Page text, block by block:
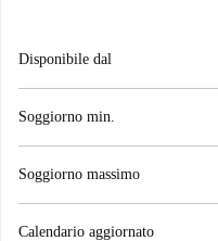
Disponibile dal
Soggiorno min.
Soggiorno massimo
Calendario aggiornato